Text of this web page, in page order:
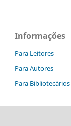
Informações
Para Leitores
Para Autores
Para Bibliotecários